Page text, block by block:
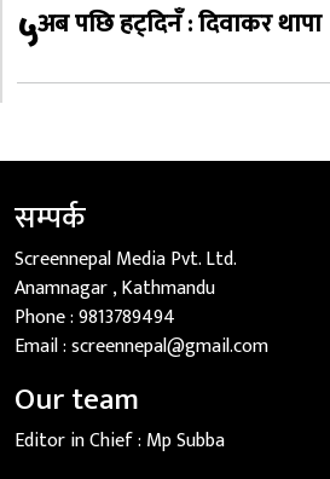
५अब पछि हट्दिनँ : दिवाकर थापा
सम्पर्क
Screennepal Media Pvt. Ltd.
Anamnagar , Kathmandu
Phone :9813789494
Email :screennepal@gmail.com
Our team
Editor in Chief : Mp Subba